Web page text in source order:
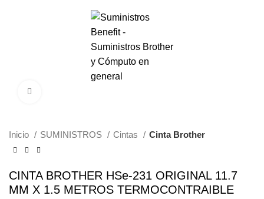
Inicio SUMINISTROS Cintas Cinta Brother
CINTA BROTHER HSe-231 ORIGINAL 11.7
MM X 1.5 METROS TERMOCONTRAIBLE